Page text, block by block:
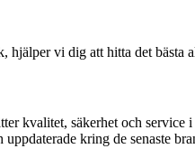
vi dig att hitta det bästa
kvalitet, säkerhet och
kring de senaste